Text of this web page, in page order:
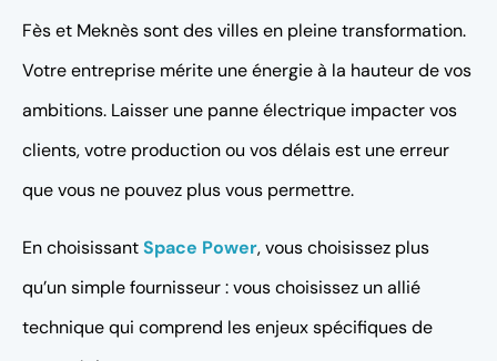
Fès et Meknès sont des villes en pleine transformation.
Votre entreprise mérite une énergie à la hauteur de vos
ambitions. Laisser une panne électrique impacter vos
clients, votre production ou vos délais est une erreur
que vous ne pouvez plus vous permettre.
En choisissantSpace Power, vous choisissez plus
qu’un simple fournisseur : vous choisissez un allié
technique qui comprend les enjeux spécifiques de